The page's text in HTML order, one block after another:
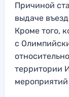
Причиной
выдаче
Кроме того,
с
территории